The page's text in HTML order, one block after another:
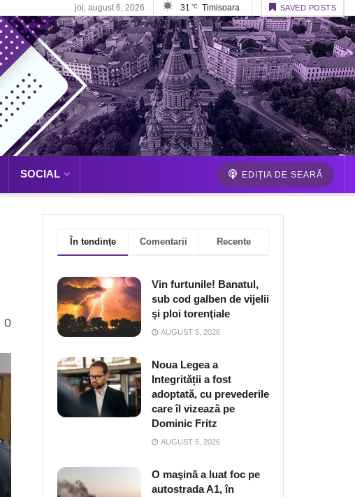
joi, august 6, 2026 31 °C Timisoara SAVED POSTS
SOCIAL EDIȚIA DE SEARĂ
0
În tendințe Comentarii Recente
Vin furtunile! Banatul,
sub cod galben de vijelii
şi ploi torenţiale
AUGUST 5, 2026
Noua Legea a
Integrității a fost
adoptată, cu prevederile
care îl vizează pe
Dominic Fritz
AUGUST 5, 2026
O maşină a luat foc pe
autostrada A1, în